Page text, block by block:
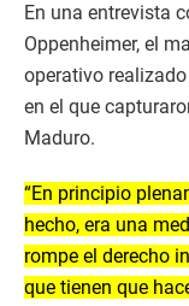
En una entrevista
Oppenheimer, el
operativo
en el que
Maduro.
“En principio
hecho, era una
rompe el derecho
que tienen que